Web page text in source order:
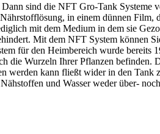
sind die NFT Gro-Tank
in einem dünnen Film,
mit dem Medium in dem sie
Mit dem NFT System können
für den Heimbereich wurde
die Wurzeln Ihrer Pflanzen
werden kann fließt wider in den
und Wasser weder über-